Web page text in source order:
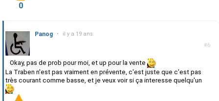
0
#6
Panog • il y a 19 ans
Okay, pas de prob pour moi, et up pour la vente
La Traben n'est pas vraiment en prévente, c'est juste que c'est pas
très courant comme basse, et je veux voir si ça interesse quelqu'un